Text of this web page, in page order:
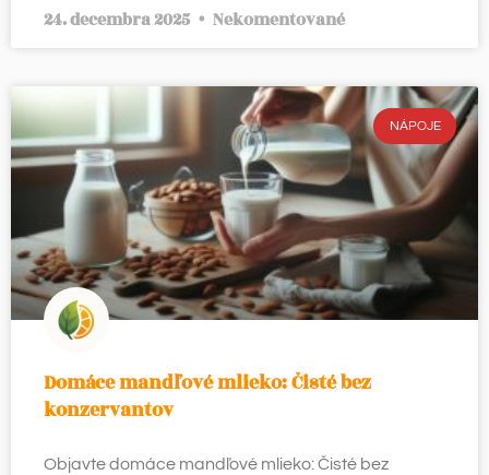
24. decembra 2025 Nekomentované
NÁPOJE
Domáce mandľové mlieko: Čisté bez
konzervantov
Objavte domáce mandľové mlieko: Čisté bez